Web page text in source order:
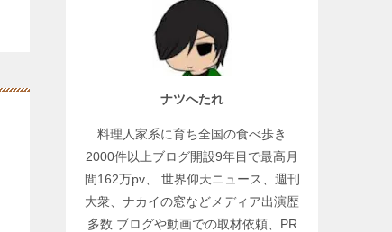
ナツへたれ
料理人家系に育ち全国の食べ歩き
2000件以上ブログ開設9年目で最高月
間162万pv、 世界仰天ニュース、週刊
大衆、ナカイの窓などメディア出演歴
多数 ブログや動画での取材依頼、PR